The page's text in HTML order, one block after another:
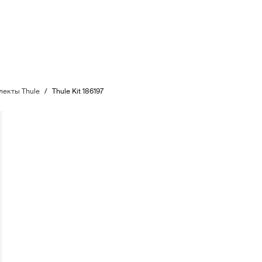
Thule / Thule Kit 186197